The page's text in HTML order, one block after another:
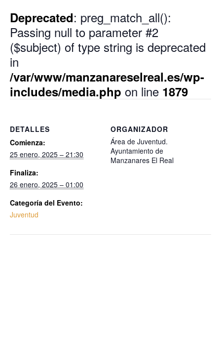
Deprecated: preg_match_all():
Passing null to parameter #2
($subject) of type string is deprecated
in
/var/www/manzanareselreal.es/wp-
includes/media.php on line 1879
DETALLES
Comienza:
25 enero, 2025 – 21:30
Finaliza:
26 enero, 2025 – 01:00
Categoría del Evento:
Juventud
ORGANIZADOR
Área de Juventud.
Ayuntamiento de
Manzanares El Real